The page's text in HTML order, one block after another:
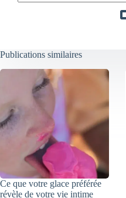
Publications similaires
Ce que votre glace préférée
révèle de votre vie intime